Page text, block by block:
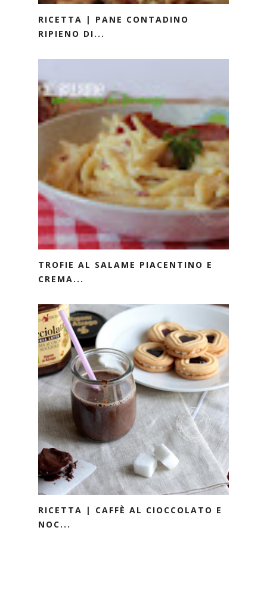
RICETTA | PANE CONTADINO
RIPIENO DI...
TROFIE AL SALAME PIACENTINO E
CREMA...
RICETTA | CAFFÈ AL CIOCCOLATO E
NOC...